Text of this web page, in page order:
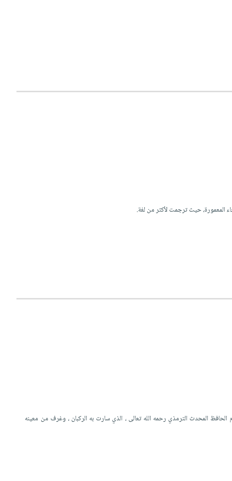
المعمورة، حيث ترجمت لأكثر من لغة.
الحافظ المحدث الترمذي رحمه الله تعالى ، الذي سارت به الركبان ، وغرف من معينه